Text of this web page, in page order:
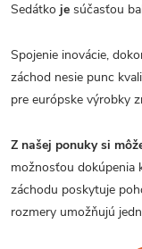
Sedátko je súčasťou
Spojenie inovácie,
záchod nesie punc
pre európske výrobky
Z našej ponuky si
možnosťou dokúpenia
záchodu poskytuje
rozmery umožňujú